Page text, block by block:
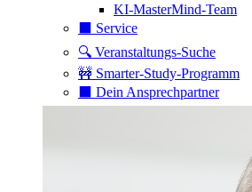
KI-MasterMind-Team
⬛️ Service
🔍 Veranstaltungs-Suche
🚧 Smarter-Study-Programm
⬛️ Dein Ansprechpartner